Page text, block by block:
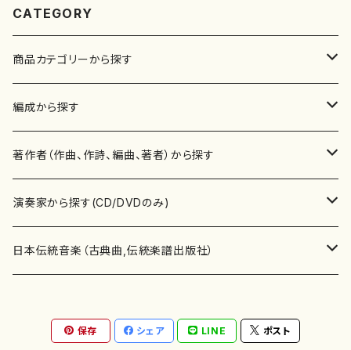
CATEGORY
商品カテゴリーから探す
楽譜
書籍
書籍
テキストブック
CD・DVD
チケット
邦楽ジャーナル
レコード
編成から探す
邦楽器
箏・琴（ソロ）
箏・琴（合奏）
三味線（合奏）
合唱
混声合唱
男声合唱
歌・声
ピアノ（ソロ）
洋楽器（弦楽器）
著作者（作曲、作詩、編曲、著者）から探す
あ行
青木省三(アオキ ショウゾウ)
秋山健治(アキヤマ ケンジ）
か行
蔭山滸山(カゲヤマ キョザン)
斉藤松声(サイトウ ショウセイ)
演奏家から探す(CD/DVDのみ)
邦楽（箏、三味線、尺八等）演奏家
石川高（笙）
應和惠子（声楽・ソプラノ）
洋楽-鍵盤楽器（ピアノ、オルガン等）演奏家
日本伝統音楽（古典曲,伝統楽譜出版社）
宮城道雄（宮城宗家監修）
地歌箏曲（三絃古典楽譜）
保存 シェア LINE ポスト